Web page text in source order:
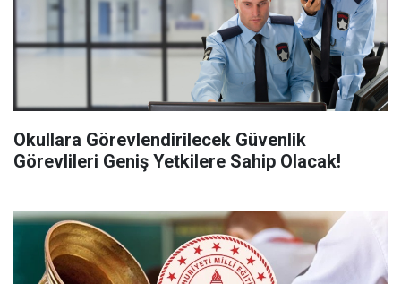
Okullara Görevlendirilecek Güvenlik
Görevlileri Geniş Yetkilere Sahip Olacak!